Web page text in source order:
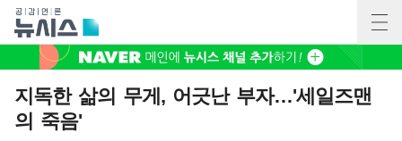
지독한 삶의 무게, 어긋난 부자…'세일즈맨
의 죽음'